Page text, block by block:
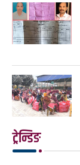
ट्रेन्डिङ